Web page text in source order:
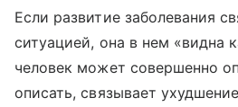
Если развитие заболевания
ситуацией, она в нем «видна
человек может совершенно
описать, связывает